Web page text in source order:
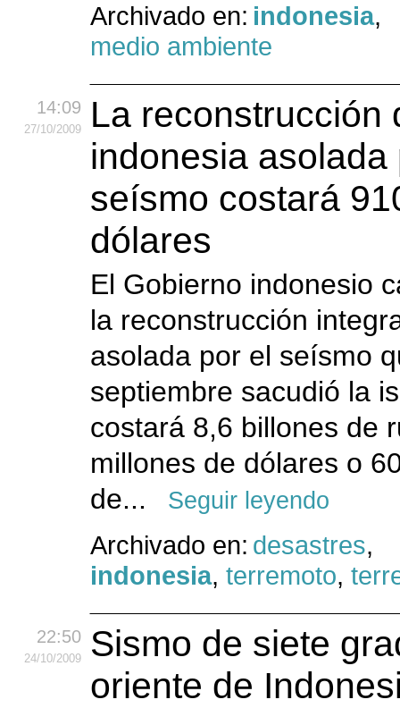
Archivado en: indonesia,
medio ambiente
14:09
27/10/2009
La reconstrucción
indonesia asolada
seísmo costará
dólares
El Gobierno indonesio
la reconstrucción
asolada por el seísmo
septiembre sacudió la
costará 8,6 billones de
millones de dólares o
de...
Seguir leyendo
Archivado en: desastres,
indonesia, terremoto,
22:50
24/10/2009
Sismo de siete
oriente de